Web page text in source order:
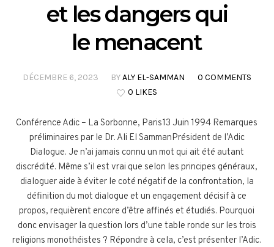
et les dangers qui
le menacent
DÉCEMBRE 6, 2023 BYALY EL-SAMMAN
0 COMMENTS
0 LIKES
Conférence Adic – La Sorbonne, Paris13 Juin 1994 Remarques
préliminaires par le Dr. Ali El SammanPrésident de l’Adic
Dialogue. Je n’ai jamais connu un mot qui ait été autant
discrédité. Même s’il est vrai que selon les principes généraux,
dialoguer aide à éviter le coté négatif de la confrontation, la
définition du mot dialogue et un engagement décisif à ce
propos, requièrent encore d’être affinés et étudiés. Pourquoi
donc envisager la question lors d’une table ronde sur les trois
religions monothéistes ? Répondre à cela, c’est présenter l’Adic.